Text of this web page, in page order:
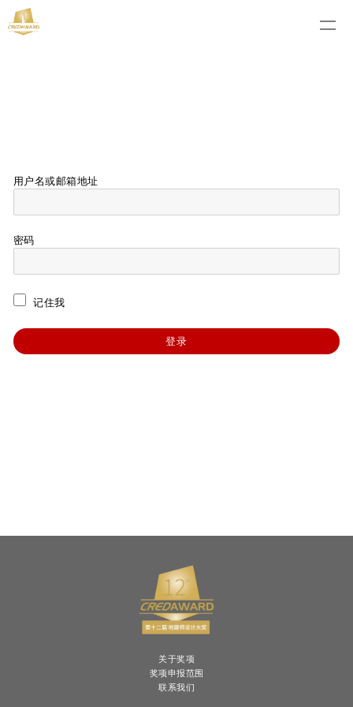
用户名或邮箱地址
密码
记住我
关于奖项
奖项申报范围
联系我们